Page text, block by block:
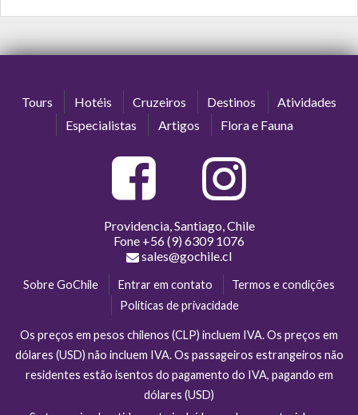
Tours Hotéis Cruzeiros Destinos
Atividades
Especialistas
Artigos Flora e Fauna
Providencia, Santiago, Chile
Fone +56 (9) 6309 1076
sales@gochile.cl
Sobre GoChile Entrar em contato
Termos e condições
Políticas de privacidade
Os preços em pesos chilenos (CLP) incluem IVA. Os preços em
dólares (USD) não incluem IVA. Os passageiros estrangeiros não
residentes estão isentos do pagamento do IVA, pagando em
dólares (USD)